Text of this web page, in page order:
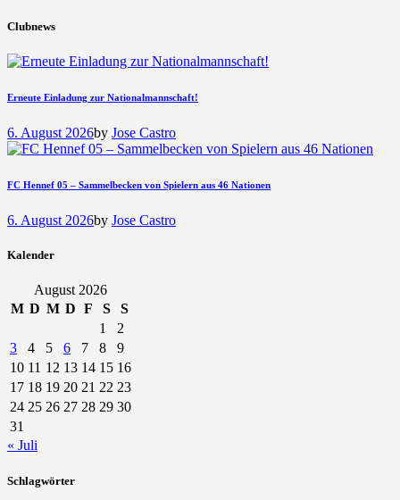
Clubnews
Erneute Einladung zur Nationalmannschaft!
6. August 2026by Jose Castro
FC Hennef 05 – Sammelbecken von Spielern aus 46 Nationen
6. August 2026by Jose Castro
Kalender
August 2026
M D M D F S
S
1
2
3
4 5 6 7 8
9
10 11 12 13 14 15 16
17 18 19 20 21 22 23
24 25 26 27 28 29 30
31
« Juli
Schlagwörter